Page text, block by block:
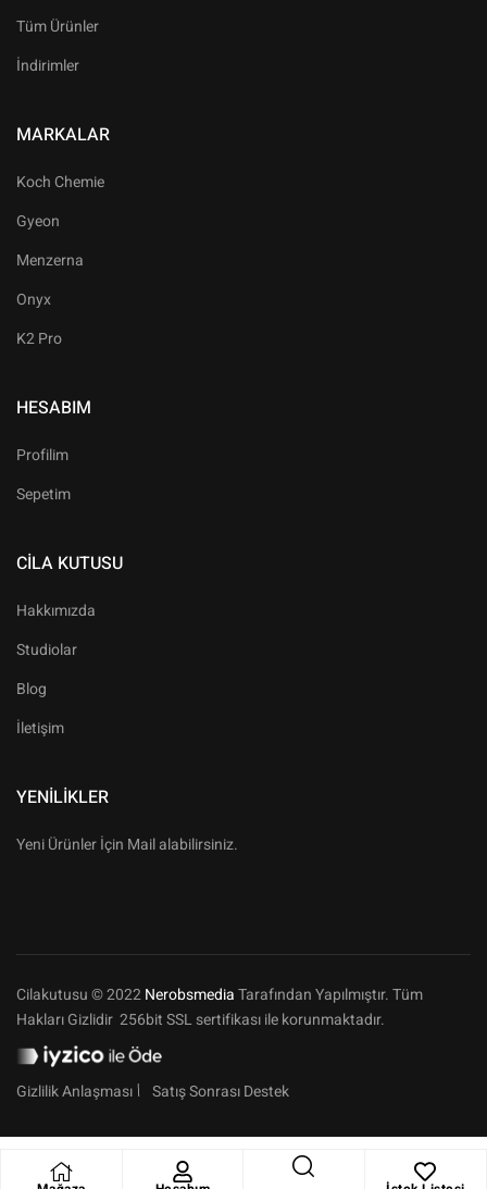
Tüm Ürünler
İndirimler
MARKALAR
Koch Chemie
Gyeon
Menzerna
Onyx
K2 Pro
HESABIM
Profilim
Sepetim
CILA KUTUSU
Hakkımızda
Studiolar
Blog
İletişim
YENILIKLER
Yeni Ürünler İçin Mail alabilirsiniz.
Cilakutusu © 2022NerobsmediaTarafından Yapılmıştır. Tüm
Hakları Gizlidir 256bit SSL sertifikası ile korunmaktadır.
Gizlilik Anlaşması Satış Sonrası Destek